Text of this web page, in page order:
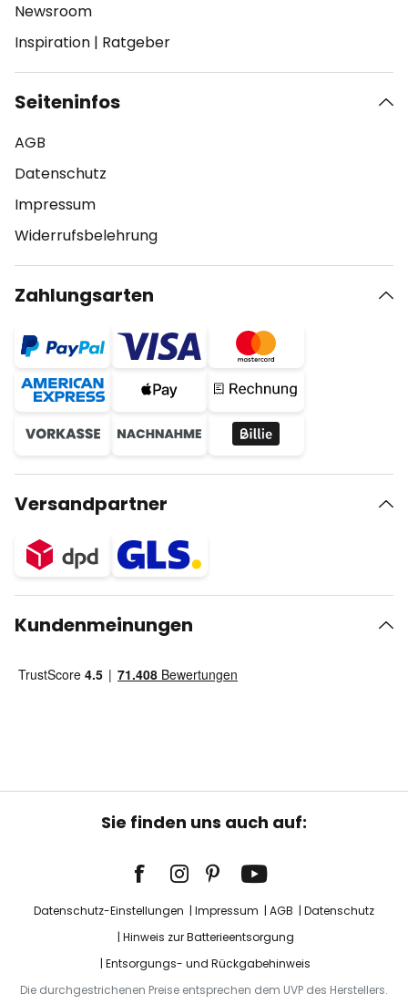
Newsroom
Inspiration | Ratgeber
Seiteninfos
AGB
Datenschutz
Impressum
Widerrufsbelehrung
Zahlungsarten
Versandpartner
Kundenmeinungen
Sie finden uns auch auf:
Datenschutz-Einstellungen Impressum AGB
Datenschutz
Hinweis zur Batterieentsorgung
Entsorgungs- und Rückgabehinweis
Die durchgestrichenen Preise entsprechen dem UVP des Herstellers.